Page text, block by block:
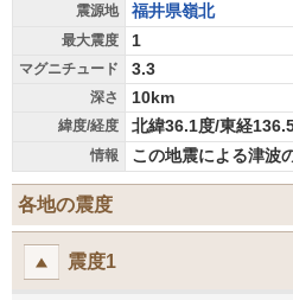
震源地 福井県嶺北
最大震度 1
マグニチュード 3.3
深さ 10km
緯度/経度 北緯36.1度/東経
情報 この地震による津波
各地の震度
震度1